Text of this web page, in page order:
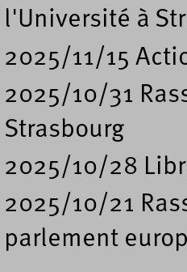
l'Université à
2025/11/15
2025/10/31
Strasbourg
2025/10/28
2025/10/21
parlement